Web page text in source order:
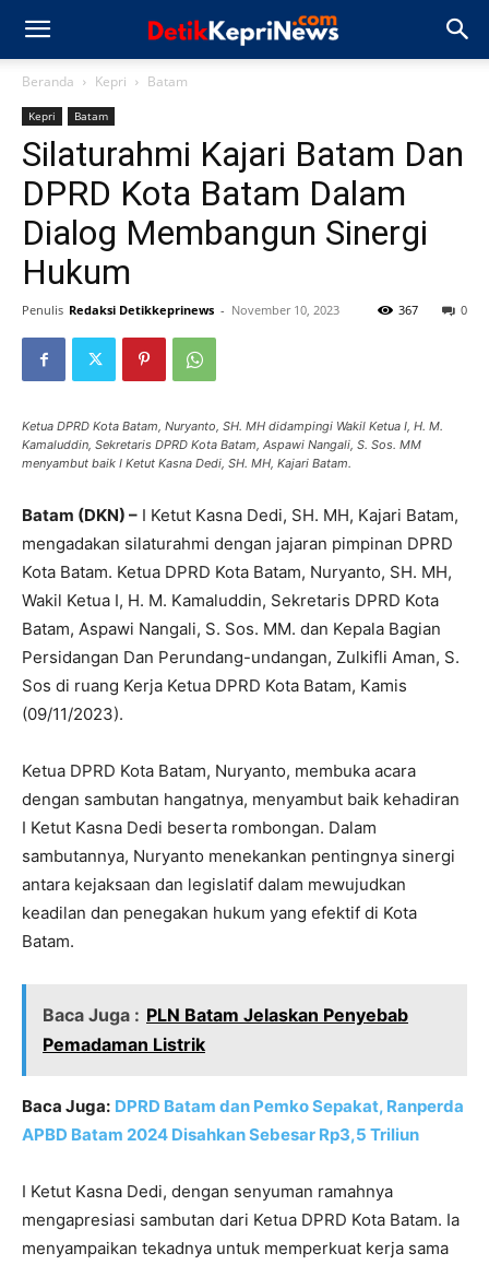
Beranda Kepri Batam
Kepri Batam
Silaturahmi Kajari Batam Dan
DPRD Kota Batam Dalam
Dialog Membangun Sinergi
Hukum
Penulis Redaksi Detikkeprinews - November 10, 2023 0
367
Ketua DPRD Kota Batam, Nuryanto, SH. MH didampingi Wakil Ketua I, H. M.
Kamaluddin, Sekretaris DPRD Kota Batam, Aspawi Nangali, S. Sos. MM
menyambut baik I Ketut Kasna Dedi, SH. MH, Kajari Batam.
Batam (DKN) – I Ketut Kasna Dedi, SH. MH, Kajari Batam,
mengadakan silaturahmi dengan jajaran pimpinan DPRD
Kota Batam. Ketua DPRD Kota Batam, Nuryanto, SH. MH,
Wakil Ketua I, H. M. Kamaluddin, Sekretaris DPRD Kota
Batam, Aspawi Nangali, S. Sos. MM. dan Kepala Bagian
Persidangan Dan Perundang-undangan, Zulkifli Aman, S.
Sos di ruang Kerja Ketua DPRD Kota Batam, Kamis
(09/11/2023).
Ketua DPRD Kota Batam, Nuryanto, membuka acara
dengan sambutan hangatnya, menyambut baik kehadiran
I Ketut Kasna Dedi beserta rombongan. Dalam
sambutannya, Nuryanto menekankan pentingnya sinergi
antara kejaksaan dan legislatif dalam mewujudkan
keadilan dan penegakan hukum yang efektif di Kota
Batam.
Baca Juga : PLN Batam Jelaskan Penyebab
Pemadaman Listrik
Baca Juga: DPRD Batam dan Pemko Sepakat, Ranperda
APBD Batam 2024 Disahkan Sebesar Rp3,5 Triliun
I Ketut Kasna Dedi, dengan senyuman ramahnya
mengapresiasi sambutan dari Ketua DPRD Kota Batam. Ia
menyampaikan tekadnya untuk memperkuat kerja sama